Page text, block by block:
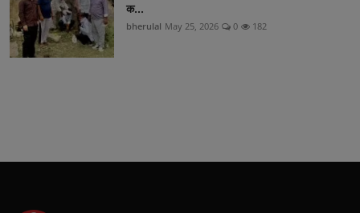
क...
bherulal May 25, 2026 0 182